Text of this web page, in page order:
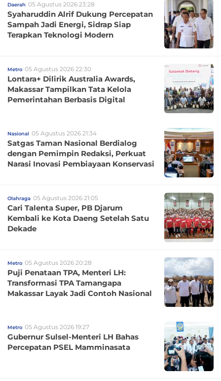
Daerah 05 Agustus 2026 23:28
Syaharuddin Alrif Dukung Percepatan
Sampah Jadi Energi, Sidrap Siap
Terapkan Teknologi Modern
Metro 05 Agustus 2026 22:30
Lontara+ Dilirik Australia Awards,
Makassar Tampilkan Tata Kelola
Pemerintahan Berbasis Digital
Nasional 05 Agustus 2026 21:34
Satgas Taman Nasional Berdialog
dengan Pemimpin Redaksi, Perkuat
Narasi Inovasi Pembiayaan Konservasi
Olahraga 05 Agustus 2026 21:05
Cari Talenta Super, PB Djarum
Kembali ke Kota Daeng Setelah Satu
Dekade
Metro 05 Agustus 2026 20:28
Puji Penataan TPA, Menteri LH:
Transformasi TPA Tamangapa
Makassar Layak Jadi Contoh Nasional
Metro 05 Agustus 2026 19:27
Gubernur Sulsel-Menteri LH Bahas
Percepatan PSEL Mamminasata